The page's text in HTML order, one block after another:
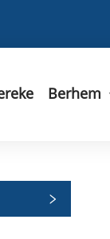
Berhem